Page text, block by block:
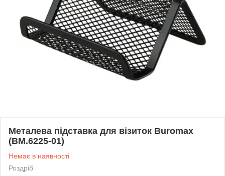
Металева підставка для візиток Buromax
(BM.6225-01)
Немає в наявності
Роздріб